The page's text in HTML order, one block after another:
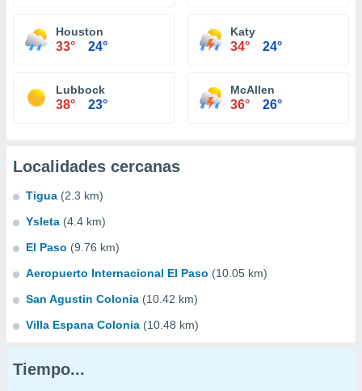
Houston
33° 24°
Katy
34° 24°
Lubbock
38° 23°
McAllen
36° 26°
Localidades cercanas
Tigua (2.3 km)
Ysleta (4.4 km)
El Paso (9.76 km)
Aeropuerto Internacional El Paso (10.05 km)
San Agustin Colonia (10.42 km)
Villa Espana Colonia (10.48 km)
Tiempo...